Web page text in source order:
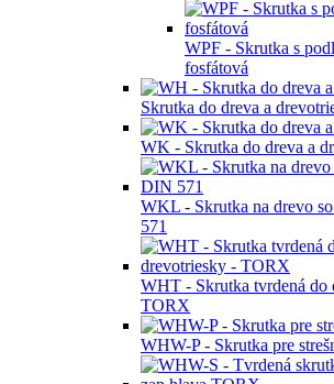
WPF - Skrutka s
fosfátová
Skrutka do dreva a
WK - Skrutka do dreva a
WKL - Skrutka na drevo
571
WHT - Skrutka tvrdená do
TORX
WHW-P - Skrutka pre